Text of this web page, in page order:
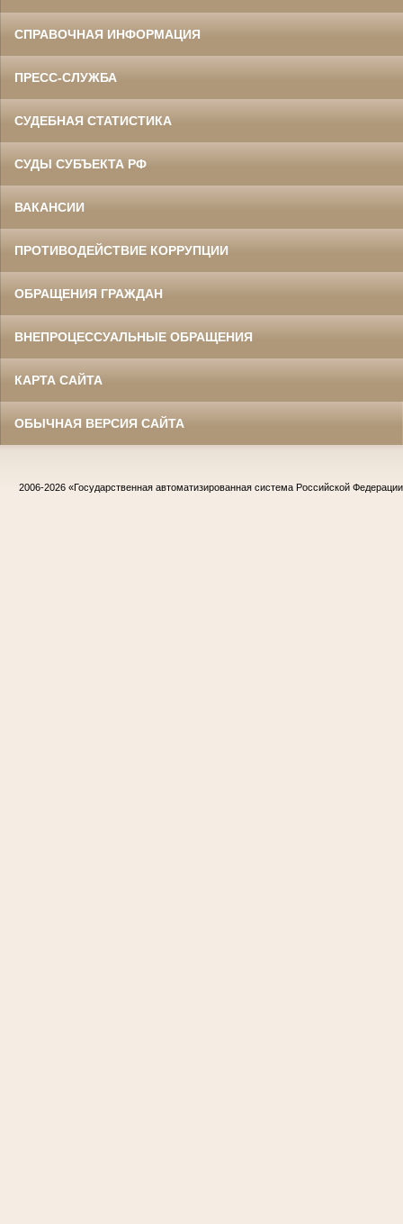
СПРАВОЧНАЯ ИНФОРМАЦИЯ
ПРЕСС-СЛУЖБА
СУДЕБНАЯ СТАТИСТИКА
СУДЫ СУБЪЕКТА РФ
ВАКАНСИИ
ПРОТИВОДЕЙСТВИЕ КОРРУПЦИИ
ОБРАЩЕНИЯ ГРАЖДАН
ВНЕПРОЦЕССУАЛЬНЫЕ ОБРАЩЕНИЯ
КАРТА САЙТА
ОБЫЧНАЯ ВЕРСИЯ САЙТА
2006-2026 «Государственная автоматизированная система Российской